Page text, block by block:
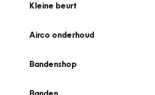
Kleine beurt
Airco onderhoud
Bandenshop